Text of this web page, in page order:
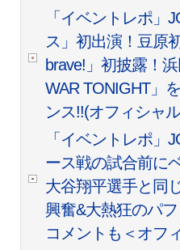
「イベントレポ」
ス」初出演！豆原
brave!」初披露！
WAR TONIGHT」
ンス!!(オフィシャ
「イベントレポ」
ース戦の試合前に
大谷翔平選手と同
興奮&大熱狂のパ
コメントも＜オフ